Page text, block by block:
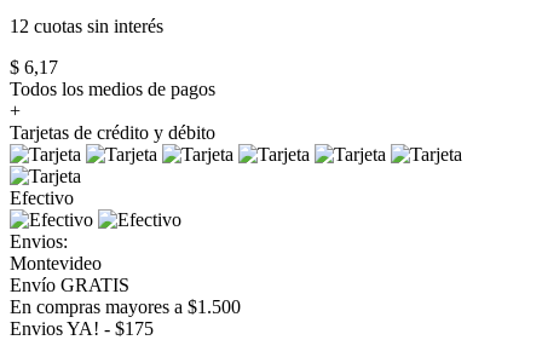
12 cuotas sin interés
$ 6,17
Todos los medios de pagos
+
Tarjetas de crédito y débito
Efectivo
Envios:
Montevideo
Envío GRATIS
En compras mayores a $1.500
Envios YA! - $175